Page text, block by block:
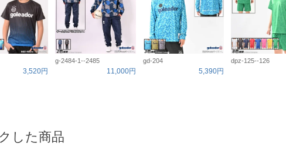
3,520円
g-2484-1--2485
11,000円
gd-204
5,390円
dpz-125--126
した商品